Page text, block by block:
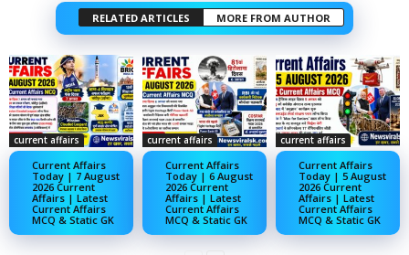
RELATED ARTICLES MORE FROM AUTHOR
current affairs
Current Affairs
Today | 7 August
2026 Current
Affairs | Latest
Current Affairs
MCQ & Static GK
current affairs
Current Affairs
Today | 6 August
2026 Current
Affairs | Latest
Current Affairs
MCQ & Static GK
current affairs
Current Affairs
Today | 5 August
2026 Current
Affairs | Latest
Current Affairs
MCQ & Static GK